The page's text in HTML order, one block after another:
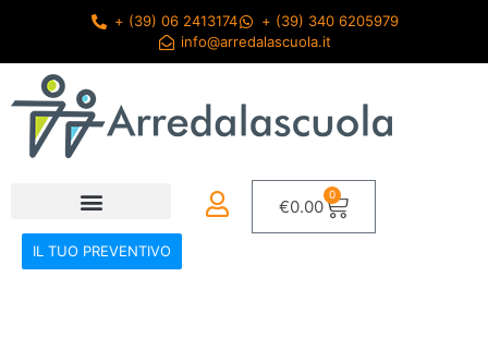
+ (39) 06 2413174
+ (39) 340 6205979
info@arredalascuola.it
€0.00
0
IL TUO PREVENTIVO